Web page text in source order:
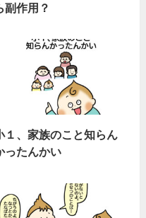
副作用？
１、家族のこと知らん
ったんかい